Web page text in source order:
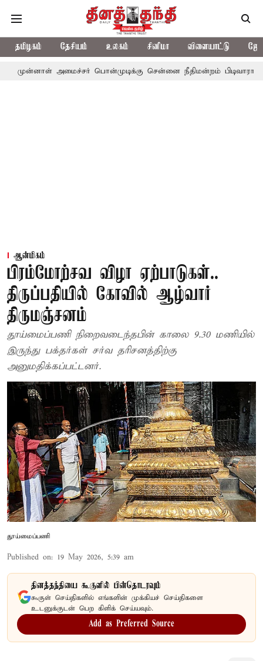
தமிழகம் தேசியம் உலகம் சினிமா விளையாட்டு
அமைச்சர் பொன்முடிக்கு சென்னை நீதிமன்றம் பிடிவாராண்ட்
ஆன்மிகம்
பிரம்மோற்சவ விழா ஏற்பாடுகள்..
திருப்பதியில் கோவில் ஆழ்வார்
திருமஞ்சனம்
தூய்மைப்பணி நிறைவடைந்தபின் காலை 9.30 மணியில்
இருந்து பக்தர்கள் சர்வ தரிசனத்திற்கு
அனுமதிக்கப்பட்டனர்.
தூய்மைப்பணி
Published on: 19 May 2026, 5:39 am
தினத்தந்தியை கூகுளில் பின்தொடரவும்
கூகுள் செய்திகளில் எங்களின் முக்கியச் செய்திகளை
உடனுக்குடன் பெற கிளிக் செய்யவும்.
Add as Preferred Source